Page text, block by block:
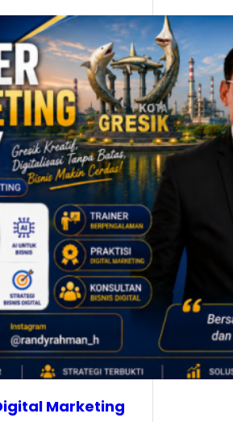
Marketing